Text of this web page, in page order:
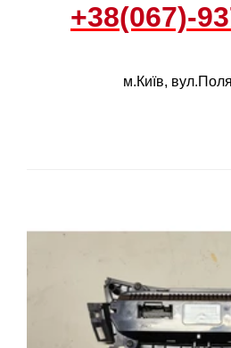
+38(067)-
м.Київ,